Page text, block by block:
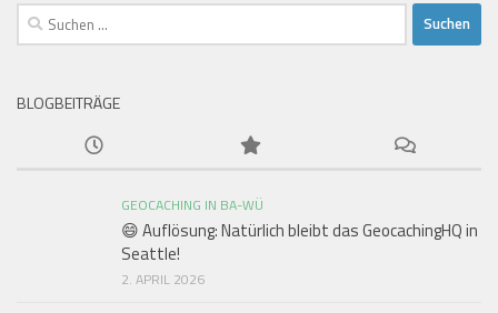
Suchen
nach:
BLOGBEITRÄGE
GEOCACHING IN BA-WÜ
😄 Auflösung: Natürlich bleibt das GeocachingHQ in
Seattle!
2. APRIL 2026